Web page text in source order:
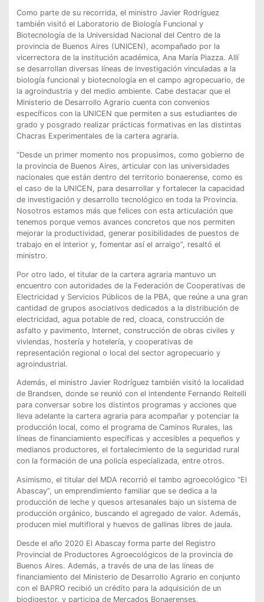
Como parte de su recorrida, el ministro Javier Rodríguez
también visitó el Laboratorio de Biología Funcional y
Biotecnología de la Universidad Nacional del Centro de la
provincia de Buenos Aires (UNICEN), acompañado por la
vicerrectora de la institución académica, Ana María Piazza. Allí
se desarrollan diversas líneas de investigación vinculadas a la
biología funcional y biotecnología en el campo agropecuario, de
la agroindustria y del medio ambiente. Cabe destacar que el
Ministerio de Desarrollo Agrario cuenta con convenios
específicos con la UNICEN que permiten a sus estudiantes de
grado y posgrado realizar prácticas formativas en las distintas
Chacras Experimentales de la cartera agraria.
“Desde un primer momento nos propusimos, como gobierno de
la provincia de Buenos Aires, articular con las universidades
nacionales que están dentro del territorio bonaerense, como es
el caso de la UNICEN, para desarrollar y fortalecer la capacidad
de investigación y desarrollo tecnológico en toda la Provincia.
Nosotros estamos más que felices con esta articulación que
tenemos porque vemos avances concretos que nos permiten
mejorar la productividad, generar posibilidades de puestos de
trabajo en el interior y, fomentar así el arraigo”, resaltó el
ministro.
Por otro lado, el titular de la cartera agraria mantuvo un
encuentro con autoridades de la Federación de Cooperativas de
Electricidad y Servicios Públicos de la PBA, que reúne a una gran
cantidad de grupos asociativos dedicados a la distribución de
electricidad, agua potable de red, cloaca, construcción de
asfalto y pavimento, Internet, construcción de obras civiles y
viviendas, hostería y hotelería, y cooperativas de
representación regional o local del sector agropecuario y
agroindustrial.
Además, el ministro Javier Rodríguez también visitó la localidad
de Brandsen, donde se reunió con el intendente Fernando Reitelli
para conversar sobre los distintos programas y acciones que
lleva adelante la cartera agraria para acompañar y potenciar la
producción local, como el programa de Caminos Rurales, las
líneas de financiamiento específicas y accesibles a pequeños y
medianos productores, el fortalecimiento de la seguridad rural
con la formación de una policía especializada, entre otros.
Asimismo, el titular del MDA recorrió el tambo agroecológico “El
Abascay”, un emprendimiento familiar que se dedica a la
producción de leche y quesos artesanales bajo un sistema de
producción orgánico, buscando el agregado de valor. Además,
producen miel multifloral y huevos de gallinas libres de jaula.
Desde el año 2020 El Abascay forma parte del Registro
Provincial de Productores Agroecológicos de la provincia de
Buenos Aires. Además, a través de una de las líneas de
financiamiento del Ministerio de Desarrollo Agrario en conjunto
con el BAPRO recibió un crédito para la adquisición de un
biodigestor, y participa de Mercados Bonaerenses.